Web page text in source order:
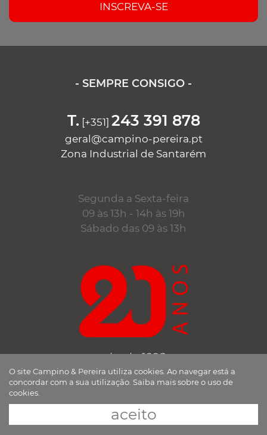
INSCREVA-SE
- SEMPRE CONSIGO -
T. [+351] 243 391 878
geral@campino-pereira.pt
Zona Industrial de Santarém
Segunda a Sexta-feira
09 às 13h - 14h às 19h
Sábado das 09 às 13h
desde 1998
a trabalhar consigo
O site Campino & Pereira utiliza cookies. Ao navegar está a
concordar com a sua utilização. Saiba mais sobre o uso de
cookies.
aceito